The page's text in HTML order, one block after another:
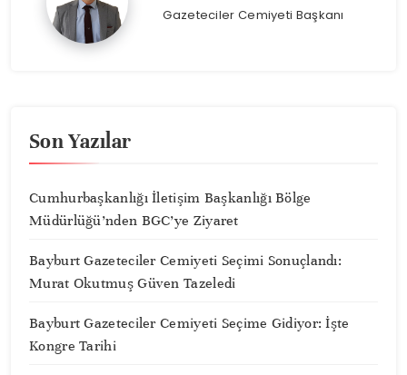
Gazeteciler Cemiyeti Başkanı
Son Yazılar
Cumhurbaşkanlığı İletişim Başkanlığı Bölge
Müdürlüğü’nden BGC’ye Ziyaret
Bayburt Gazeteciler Cemiyeti Seçimi Sonuçlandı:
Murat Okutmuş Güven Tazeledi
Bayburt Gazeteciler Cemiyeti Seçime Gidiyor: İşte
Kongre Tarihi